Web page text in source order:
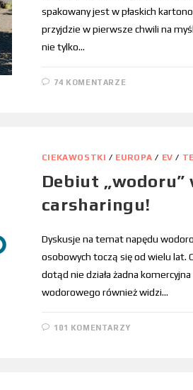
spakowany jest w płaskich
przyjdzie w pierwsze chwili na
nie tylko…
74 KOMENTARZE
CIEKAWOSTKI / EUROPA / EV /
Debiut „wodoru”
carsharingu!
Dyskusje na temat napędu
osobowych toczą się od wielu lat.
dotąd nie działa żadna
wodorowego również widzi…
101 KOMENTARZY